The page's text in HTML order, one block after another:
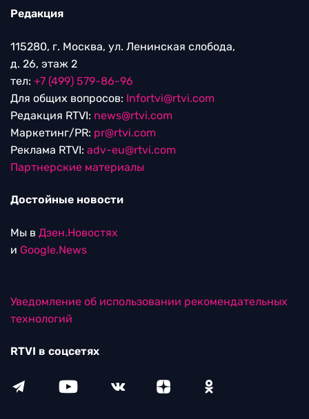
Редакция
115280, г. Москва, ул. Ленинская слобода,
д. 26, этаж 2
тел: +7 (499) 579-86-96
Для общих вопросов: Infortvi@rtvi.com
Редакция RTVI: news@rtvi.com
Маркетинг/PR: pr@rtvi.com
Реклама RTVI: adv-eu@rtvi.com
Партнерские материалы
Достойные новости
Мы в Дзен.Новостях
и Google.News
Уведомление об использовании рекомендательных
технологий
RTVI в соцсетях